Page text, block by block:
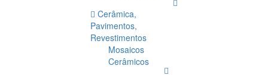
Cerâmica,
Pavimentos,
Revestimentos
Mosaicos
Cerâmicos